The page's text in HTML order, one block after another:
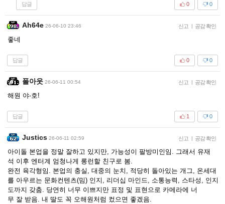
답글 0
0
Ah64e 26-06-10 23:46 신고 | 공감 확인
좋네
답글 0
0
폴아웃 26-06-11 00:54 신고 | 공감 확인
해원 야-호!
답글 0
1
Justics 26-06-11 02:59 신고 | 공감 확인
아이돌 본업을 정말 잘하고 있지만, 가능성이 팔방미인임. 그래서 유재
석 이후 엔터계 엄청나게 롱런할 친구로 봄.
완전 육각형임. 본업의 충실, 대중의 눈치, 적당히 돌아있는 개그, 온세대
를 아우르는 문화컨텐츠(밈) 인지, 리더십 마인드, 소통능력, 스타성, 인지
도까지 갖춤. 당연히 너무 이쁘지만 표정 및 표현으로 카메라에 너
무 잘 받음. 내 딸도 꼭 오해원처럼 컸으면 좋겠음.